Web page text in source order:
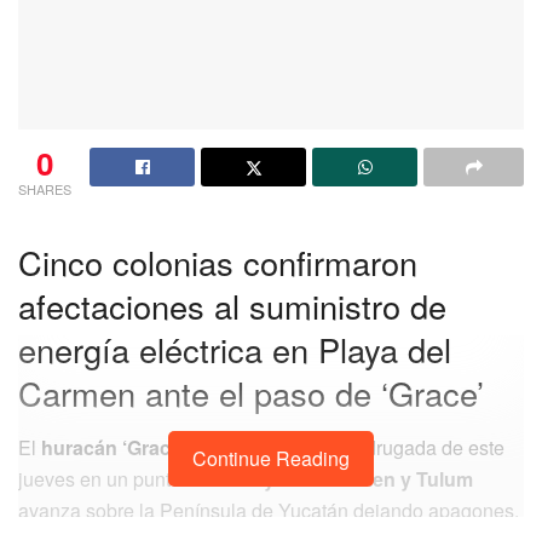
0
SHARES
Cinco colonias confirmaron
afectaciones al suministro de
energía eléctrica en Playa del
Carmen ante el paso de ‘Grace’
El huracán ‘Grace’ que tocó tierra la madrugada de este
jueves en un punto entre
Playa del Carmen y Tulum
avanza sobre la Península de Yucatán dejando apagones,
Continue Reading